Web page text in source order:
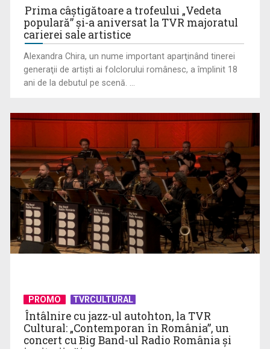
preferinţelor ...
Prima câştigătoare a trofeului „Vedeta
populară” şi-a aniversat la TVR majoratul
carierei sale artistice
Alexandra Chira, un nume important aparţinând tinerei
generaţii de artişti ai folclorului românesc, a împlinit 18
ani de la debutul pe scenă. ...
PROMO TVRCULTURAL
Întâlnire cu jazz-ul autohton, la TVR
Cultural: „Contemporan în România”, un
concert cu Big Band-ul Radio România şi